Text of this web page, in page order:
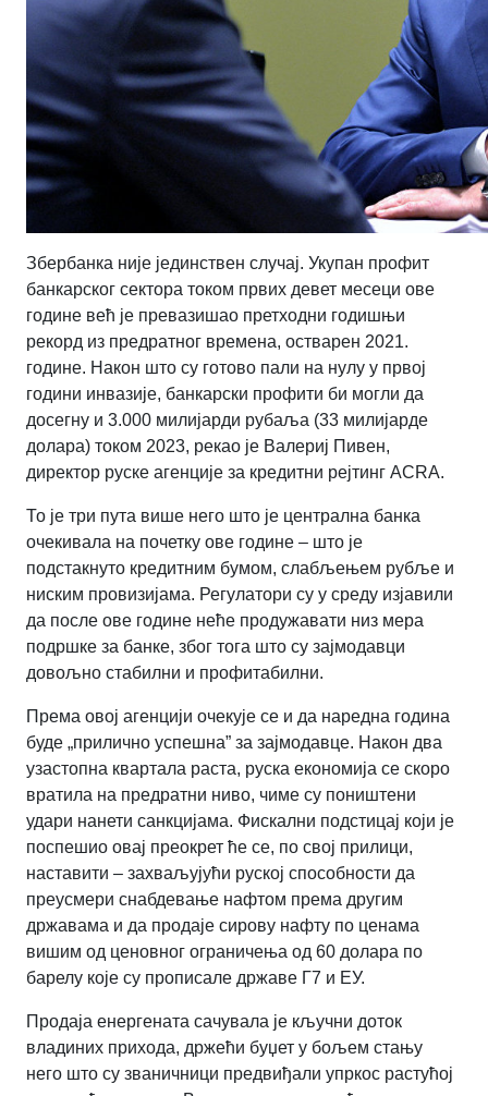
Збербанка није јединствен случај. Укупан профит
банкарског сектора током првих девет месеци ове
године већ је превазишао претходни годишњи
рекорд из предратног времена, остварен 2021.
године. Након што су готово пали на нулу у првој
години инвазије, банкарски профити би могли да
досегну и 3.000 милијарди рубаља (33 милијарде
долара) током 2023, рекао је Валериј Пивен,
директор руске агенције за кредитни рејтинг ACRA.
То је три пута више него што је централна банка
очекивала на почетку ове године – што је
подстакнуто кредитним бумом, слабљењем рубље и
ниским провизијама. Регулатори су у среду изјавили
да после ове године неће продужавати низ мера
подршке за банке, због тога што су зајмодавци
довољно стабилни и профитабилни.
Према овој агенцији очекује се и да наредна година
буде „прилично успешна” за зајмодавце. Након два
узастопна квартала раста, руска економија се скоро
вратила на предратни ниво, чиме су поништени
удари нанети санкцијама. Фискални подстицај који је
поспешио овај преокрет ће се, по свој прилици,
наставити – захваљујући руској способности да
преусмери снабдевање нафтом према другим
државама и да продаје сирову нафту по ценама
вишим од ценовног ограничења од 60 долара по
барелу које су прописале државе Г7 и ЕУ.
Продаја енергената сачувала је кључни доток
владиних прихода, држећи буџет у бољем стању
него што су званичници предвиђали упркос растућој